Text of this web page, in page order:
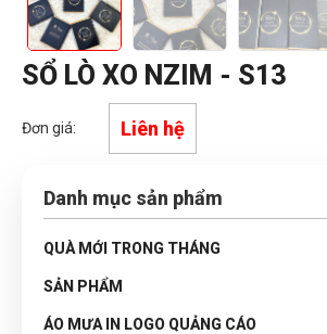
SỔ LÒ XO NZIM - S13
Đơn giá: Liên hệ
Danh mục sản phẩm
QUÀ MỚI TRONG THÁNG
SẢN PHẨM
ÁO MƯA IN LOGO QUẢNG CÁO